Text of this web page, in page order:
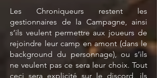
Les Chroniqueurs restent les
gestionnaires de la Campagne, ainsi
s’ils veulent permettre aux joueurs de
rejoindre leur camp en amont (dans le
background du personnage), ou s’ils
ne veulent pas ce sera leur choix. Tout
ceci sera explicité sur le discord, ils